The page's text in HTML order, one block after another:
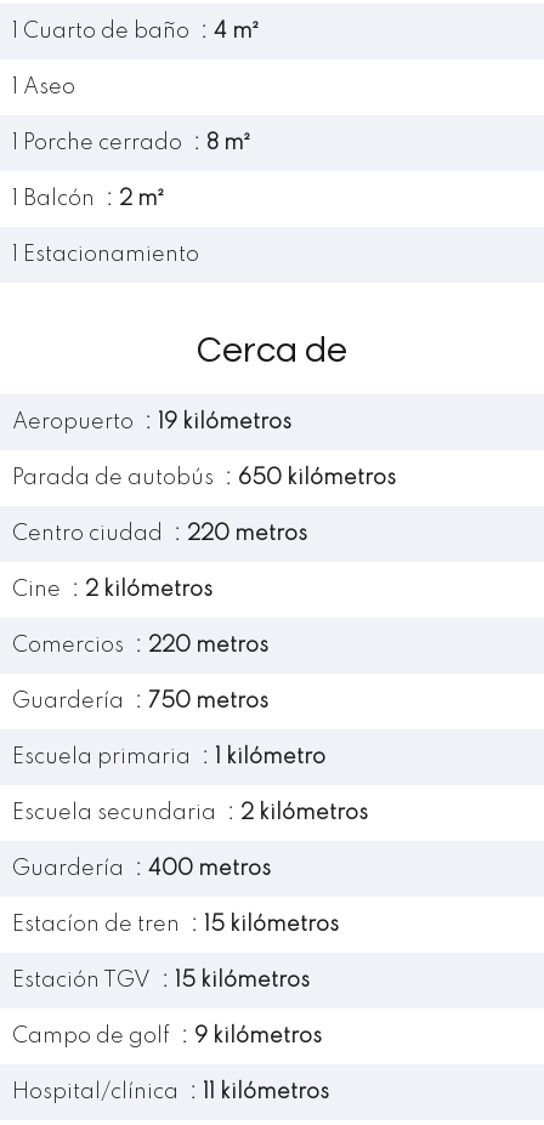
1 Cuarto de baño 4 m²
1 Aseo
1 Porche cerrado 8 m²
1 Balcón 2 m²
1 Estacionamiento
Cerca de
Aeropuerto 19 kilómetros
Parada de autobús 650 kilómetros
Centro ciudad 220 metros
Cine 2 kilómetros
Comercios 220 metros
Guardería 750 metros
Escuela primaria 1 kilómetro
Escuela secundaria 2 kilómetros
Guardería 400 metros
Estacíon de tren 15 kilómetros
Estación TGV 15 kilómetros
Campo de golf 9 kilómetros
Hospital/clínica 11 kilómetros